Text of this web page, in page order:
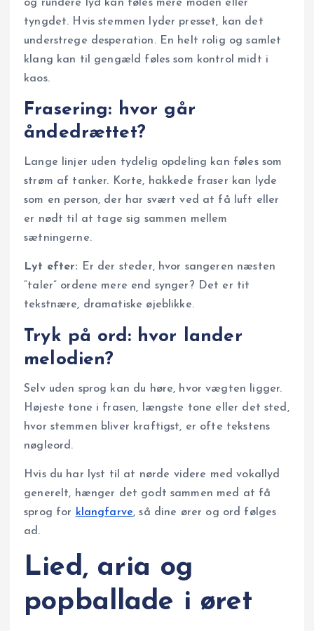
og rundere lyd kan føles mere moden eller
tyngdet. Hvis stemmen lyder presset, kan det
understrege desperation. En helt rolig og samlet
klang kan til gengæld føles som kontrol midt i
kaos.
Frasering: hvor går
åndedrættet?
Lange linjer uden tydelig opdeling kan føles som
strøm af tanker. Korte, hakkede fraser kan lyde
som en person, der har svært ved at få luft eller
er nødt til at tage sig sammen mellem
sætningerne.
Lyt efter: Er der steder, hvor sangeren næsten
“taler” ordene mere end synger? Det er tit
tekstnære, dramatiske øjeblikke.
Tryk på ord: hvor lander
melodien?
Selv uden sprog kan du høre, hvor vægten ligger.
Højeste tone i frasen, længste tone eller det sted,
hvor stemmen bliver kraftigst, er ofte tekstens
nøgleord.
Hvis du har lyst til at nørde videre med vokallyd
generelt, hænger det godt sammen med at få
sprog for klangfarve, så dine ører og ord følges
ad.
Lied, aria og
popballade i øret